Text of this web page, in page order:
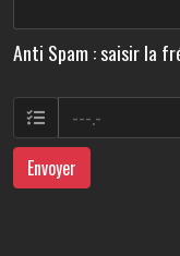
Anti Spam : saisir la
Envoyer